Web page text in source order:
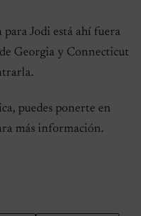
Jodi está ahí fuera
Georgia y Connecticut
puedes ponerte en
más información.